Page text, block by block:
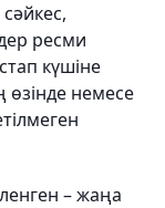
ресми
күшіне
өзінде немесе
– жаңа